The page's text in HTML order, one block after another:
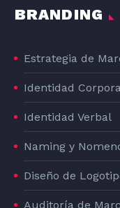
BRANDING
Estrategia de
Identidad
Identidad Verbal
Naming y
Diseño de
Auditoría de